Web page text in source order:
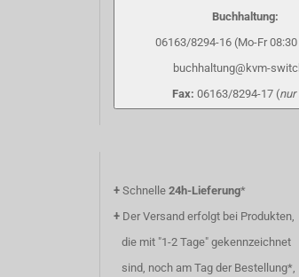
Buchhaltung:
06163/8294-16 (Mo-Fr 08:30
buchhaltung@kvm-
Fax: 06163/8294-17 (nur
+ Schnelle 24h-Lieferung*
+ Der Versand erfolgt bei Produkten,
die mit "1-2 Tage" gekennzeichnet
sind, noch am Tag der Bestellung*,